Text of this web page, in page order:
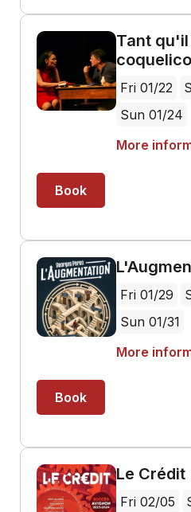
Tant
Fri 01/22
Sun 01/24
More
Book
Fri 01/29
Sun 01/31
More
Book
Le Crédit
Fri 02/05